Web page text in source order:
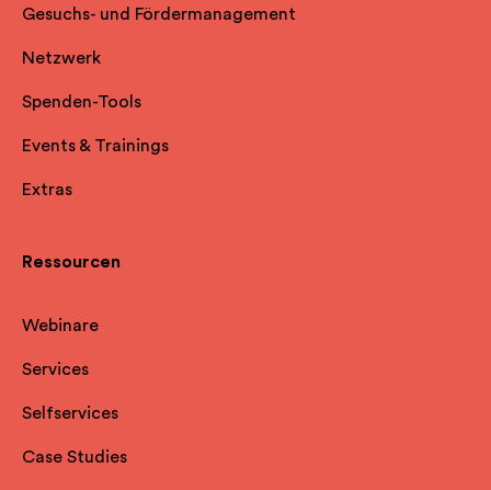
Gesuchs- und Fördermanagement
Netzwerk
Spenden-Tools
Events & Trainings
Extras
Ressourcen
Webinare
Services
Selfservices
Case Studies